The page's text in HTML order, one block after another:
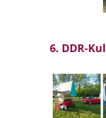
6. DDR-